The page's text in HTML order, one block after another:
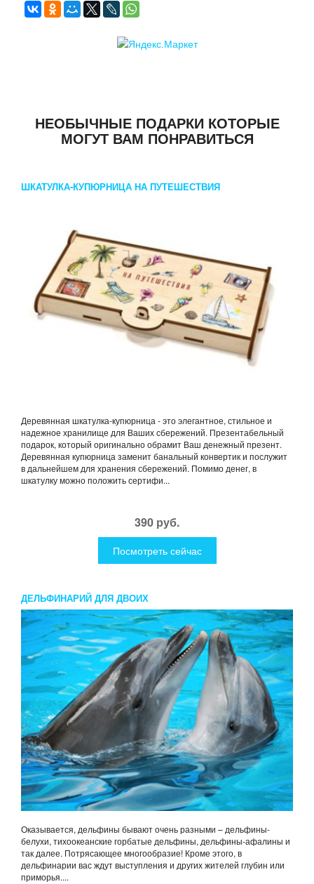
НЕОБЫЧНЫЕ ПОДАРКИ КОТОРЫЕ
МОГУТ ВАМ ПОНРАВИТЬСЯ
ШКАТУЛКА-КУПЮРНИЦА НА ПУТЕШЕСТВИЯ
Деревянная шкатулка-купюрница - это элегантное, стильное и
надежное хранилище для Ваших сбережений. Презентабельный
подарок, который оригинально обрамит Ваш денежный презент.
Деревянная купюрница заменит банальный конвертик и послужит
в дальнейшем для хранения сбережений. Помимо денег, в
шкатулку можно положить сертифи...
390 руб.
Посмотреть сейчас
ДЕЛЬФИНАРИЙ ДЛЯ ДВОИХ
Оказывается, дельфины бывают очень разными – дельфины-
белухи, тихоокеанские горбатые дельфины, дельфины-афалины и
так далее. Потрясающее многообразие! Кроме этого, в
дельфинарии вас ждут выступления и других жителей глубин или
приморья....